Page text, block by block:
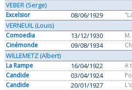
VEBER (Serge)
Excelsior 08/06/1929
VERNEUIL (Louis)
Comoedia 13/12/1930
Cinémonde
09/08/1934
WILLEMETZ (Albert)
La Rampe 16/04/1922
A
Candide
03/04/1924
Candide
20/01/1927